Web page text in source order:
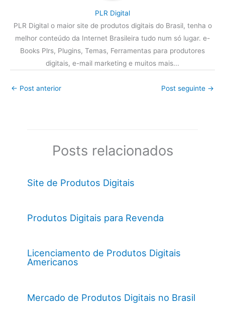
PLR Digital
PLR Digital o maior site de produtos digitais do Brasil, tenha o
melhor conteúdo da Internet Brasileira tudo num só lugar. e-
Books Plrs, Plugins, Temas, Ferramentas para produtores
digitais, e-mail marketing e muitos mais...
← Post anterior Post seguinte →
Posts relacionados
Site de Produtos Digitais
Produtos Digitais para Revenda
Licenciamento de Produtos Digitais
Americanos
Mercado de Produtos Digitais no Brasil